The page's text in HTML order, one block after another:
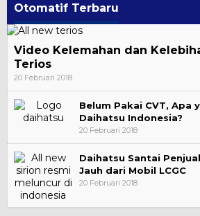
Otomatif Terbaru
Video Kelemahan dan
Terios
20 Februari 2018
Belum Pakai CVT, Apa
Daihatsu Indonesia?
20 Februari 2018
Daihatsu Santai
Jauh dari Mobil LCGC
20 Februari 2018